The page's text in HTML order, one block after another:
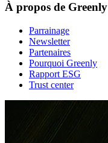
À propos de Greenly
Parrainage
Newsletter
Partenaires
Pourquoi Greenly
Rapport ESG
Trust center